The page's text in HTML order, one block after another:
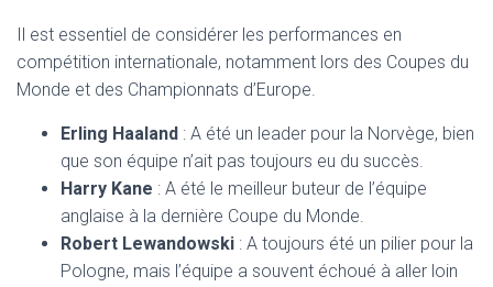
Il est essentiel de considérer les performances en
compétition internationale, notamment lors des Coupes du
Monde et des Championnats d’Europe.
Erling Haaland : A été un leader pour la Norvège, bien
que son équipe n’ait pas toujours eu du succès.
Harry Kane : A été le meilleur buteur de l’équipe
anglaise à la dernière Coupe du Monde.
Robert Lewandowski : A toujours été un pilier pour la
Pologne, mais l’équipe a souvent échoué à aller loin